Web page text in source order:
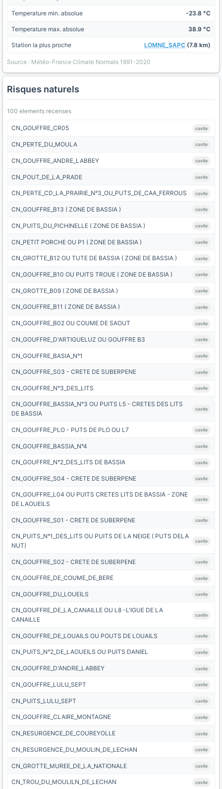
Temperature min. absolue -23.8 °C
Temperature max. absolue 38.9 °C
Station la plus proche LOMNE_SAPC (7.8 km)
Source : Météo-France Climate Normals 1991-2020
Risques naturels
100 elements recenses
CN_GOUFFRE_CR05 cavite
CN_PERTE_DU_MOULA cavite
CN_GOUFFRE_ANDRE_LABBEY cavite
CN_POUT_DE_LA_PRADE cavite
CN_PERTE_CD_LA_PRAIRIE_N°3_OU_PUTS_DE_CAA_FERROUS cavite
CN_GOUFFRE_B13 ( ZONE DE BASSIA ) cavite
CN_PUITS_DU_PICHINELLE ( ZONE DE BASSIA ) cavite
CN_PETIT PORCHE OU P1 ( ZONE DE BASSIA ) cavite
CN_GROTTE_B12 OU TUTE DE BASSIA ( ZONE DE BASSIA ) cavite
CN_GOUFFRE_B10 OU PUITS TROUE ( ZONE DE BASSIA ) cavite
CN_GROTTE_B09 ( ZONE DE BASSIA ) cavite
CN_GOUFFRE_B11 ( ZONE DE BASSIA ) cavite
CN_GOUFFRE_B02 OU COUME DE SAOUT cavite
CN_GOUFFRE_D'ARTIGUELUZ OU GOUFFRE B3 cavite
CN_GOUFFRE_BASIA_N°1 cavite
CN_GOUFFRE_S03 - CRETE DE SUBERPENE cavite
CN_GOUFFRE_N°3_DES_LITS cavite
CN_GOUFFRE_BASSIA_N°3 OU PUITS L5 - CRETES DES LITS
DE BASSIA
cavite
CN_GOUFFRE_PLO - PUTS DE PLO OU L7 cavite
CN_GOUFFRE_BASSIA_N°4 cavite
CN_GOUFFRE_N°2_DES_LITS DE BASSIA cavite
CN_GOUFFRE_S04 - CRETE DE SUBERPENE cavite
CN_GOUFFRE_L04 OU PUITS CRETES LITS DE BASSIA - ZONE
DE LAOUEILS
cavite
CN_GOUFFRE_S01 - CRETE DE SUBERPENE cavite
CN_PUITS_N°1_DES_LITS OU PUITS DE LA NEIGE ( PUTS DELA
NUT)
cavite
CN_GOUFFRE_S02 - CRETE DE SUBERPENE cavite
CN_GOUFFRE_DE_COUME_DE_BERE cavite
CN_GOUFFRE_DU_LOUEILS cavite
CN_GOUFFRE_DE_LA_CANAILLE OU L8 -L'IGUE DE LA
CANAILLE
cavite
CN_GOUFFRE_DE_LOUAILS OU POUTS DE LOUAILS cavite
CN_PUITS_N°2_DE_LAOUEILS OU PUITS DANIEL cavite
CN_GOUFFRE_D'ANDRE_LABBEY cavite
CN_GOUFFRE_LULU_SEPT cavite
CN_PUITS_LULU_SEPT cavite
CN_GOUFFRE_CLAIRE_MONTAGNE cavite
CN_RESURGENCE_DE_COUREYOLLE cavite
CN_RESURGENCE_DU_MOULIN_DE_LECHAN cavite
CN_GROTTE_MUREE_DE_LA_NATIONALE cavite
CN_TROU_DU_MOULILN_DE_LECHAN cavite